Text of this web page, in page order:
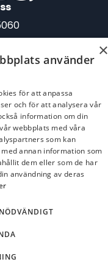
& Fiske AB
4
×
använder
för att anpassa
och för att analysera vår
information om din
webbplats med våra
som kan
annan information som
dem eller som de har
användning av deras